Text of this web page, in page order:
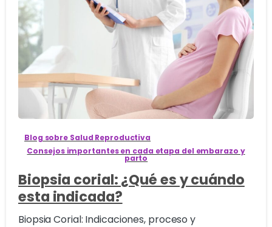
Blog sobre Salud Reproductiva
Consejos importantes en cada etapa del embarazo y
parto
Biopsia corial: ¿Qué es y cuándo
esta indicada?
Biopsia Corial: Indicaciones, proceso y